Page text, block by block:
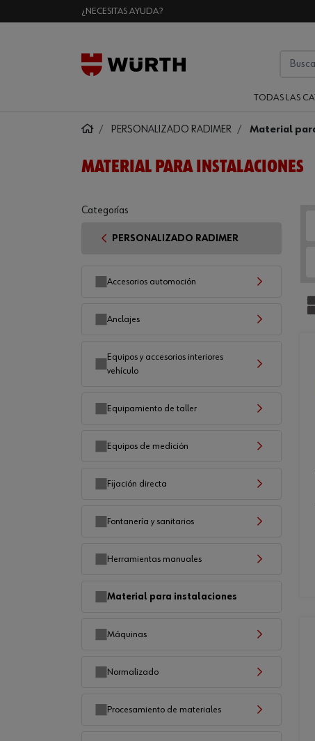
¿NECESITAS AYUDA?
TODAS LAS
PERSONALIZADO RADIMER Material
MATERIAL PARA INSTALACIONES
Categorías
PERSONALIZADO RADIMER
Accesorios automoción
Anclajes
Equipos y accesorios interiores
vehículo
Equipamiento de taller
Equipos de medición
Fijación directa
Fontanería y sanitarios
Herramientas manuales
Material para instalaciones
Máquinas
Normalizado
Procesamiento de materiales